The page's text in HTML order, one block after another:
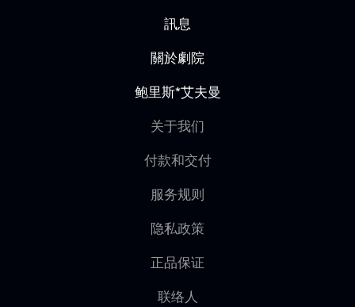
訊息
關於劇院
鲍里斯*艾夫曼
关于我们
付款和交付
服务规则
隐私政策
正品保证
联络人